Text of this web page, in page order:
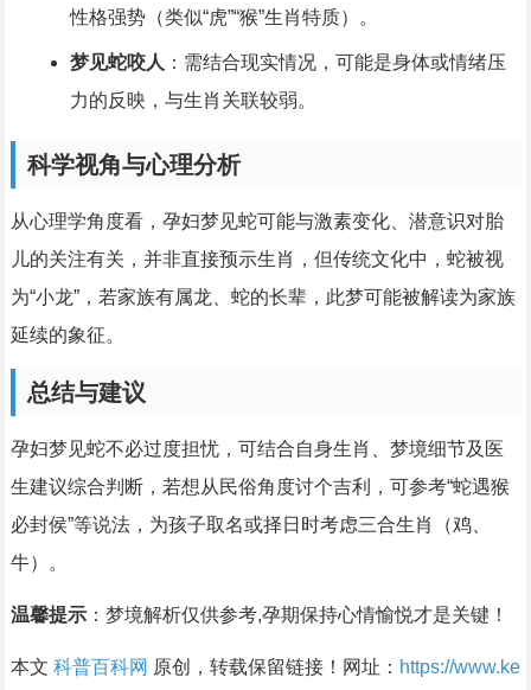
性格强势（类似“虎”“猴”生肖特质）。
梦见蛇咬人 ：需结合现实情况，可能是身体或情绪压
力的反映，与生肖关联较弱。
科学视角与心理分析
从心理学角度看，孕妇梦见蛇可能与激素变化、潜意识对胎
儿的关注有关，并非直接预示生肖，但传统文化中，蛇被视
为“小龙”，若家族有属龙、蛇的长辈，此梦可能被解读为家族
延续的象征。
总结与建议
孕妇梦见蛇不必过度担忧，可结合自身生肖、梦境细节及医
生建议综合判断，若想从民俗角度讨个吉利，可参考“蛇遇猴
必封侯”等说法，为孩子取名或择日时考虑三合生肖（鸡、
牛）。
温馨提示：梦境解析仅供参考,孕期保持心情愉悦才是关键！
本文 科普百科网 原创，转载保留链接！网址： https://www.ke